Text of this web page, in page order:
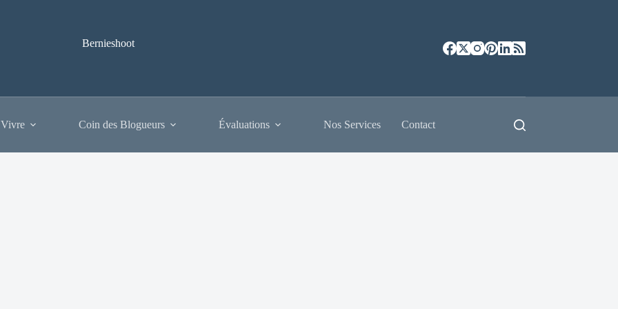
Bernieshoot
Coin des Blogueurs Évaluations Nos Services Contact